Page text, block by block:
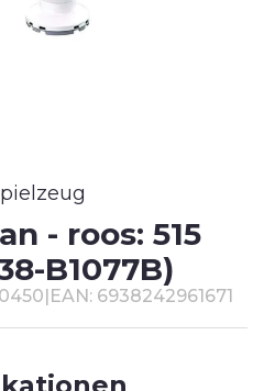
- roos: 515
B1077B)
|EAN: 6938242961671